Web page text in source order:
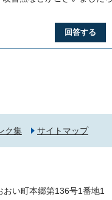
回答する
ク集 サイトマップ
い町本郷第136号1番地1